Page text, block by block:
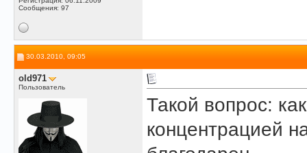
Сообщения: 97
30.03.2010, 09:05
old971
Пользователь
Такой вопрос:
концентрацией